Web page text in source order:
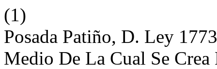
(1)
Posada Patiño, D. Ley
Medio De La Cual Se